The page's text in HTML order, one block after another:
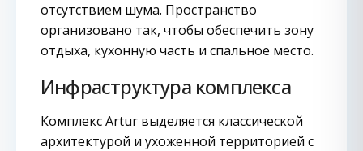
отсутствием шума. Пространство
организовано так, чтобы обеспечить зону
отдыха, кухонную часть и спальное место.
Инфраструктура комплекса
Комплекс Artur выделяется классической
архитектурой и ухоженной территорией с